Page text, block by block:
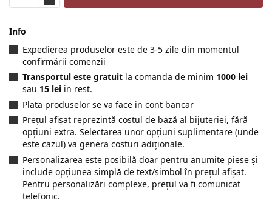
Info
Expedierea produselor este de 3-5 zile din momentul
confirmării comenzii
Transportul este gratuit la comanda de minim 1000 lei
sau 15 lei in rest.
Plata produselor se va face in cont bancar
Prețul afișat reprezintă costul de bază al bijuteriei, fără
opțiuni extra. Selectarea unor opțiuni suplimentare (unde
este cazul) va genera costuri adiționale.
Personalizarea este posibilă doar pentru anumite piese și
include opțiunea simplă de text/simbol în prețul afișat.
Pentru personalizări complexe, prețul va fi comunicat
telefonic.